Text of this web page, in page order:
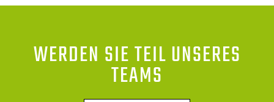
WERDEN SIE TEIL UNSERES
TEAMS